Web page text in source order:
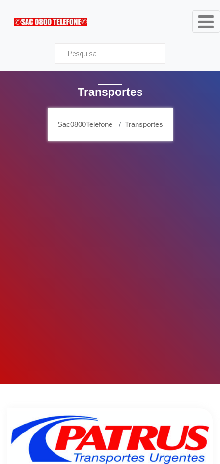
Sac0800Telefone
Transportes
Sac0800Telefone Transportes